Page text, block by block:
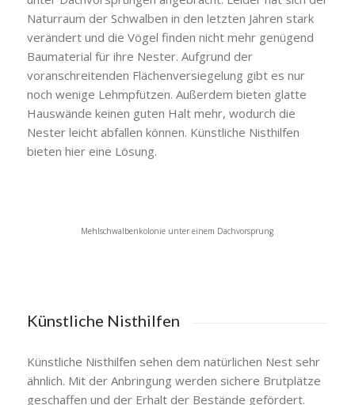
Naturraum der Schwalben in den letzten Jahren stark
verändert und die Vögel finden nicht mehr genügend
Baumaterial für ihre Nester. Aufgrund der
voranschreitenden Flächenversiegelung gibt es nur
noch wenige Lehmpfützen. Außerdem bieten glatte
Hauswände keinen guten Halt mehr, wodurch die
Nester leicht abfallen können. Künstliche Nisthilfen
bieten hier eine Lösung.
Mehlschwalbenkolonie unter einem Dachvorsprung
Künstliche Nisthilfen
Künstliche Nisthilfen sehen dem natürlichen Nest sehr
ähnlich. Mit der Anbringung werden sichere Brutplätze
geschaffen und der Erhalt der Bestände gefördert.